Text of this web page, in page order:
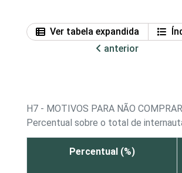
Ver tabela expandida
anterior
H7 - MOTIVOS PARA NÃO
Percentual sobre o total de
Percentual (%)